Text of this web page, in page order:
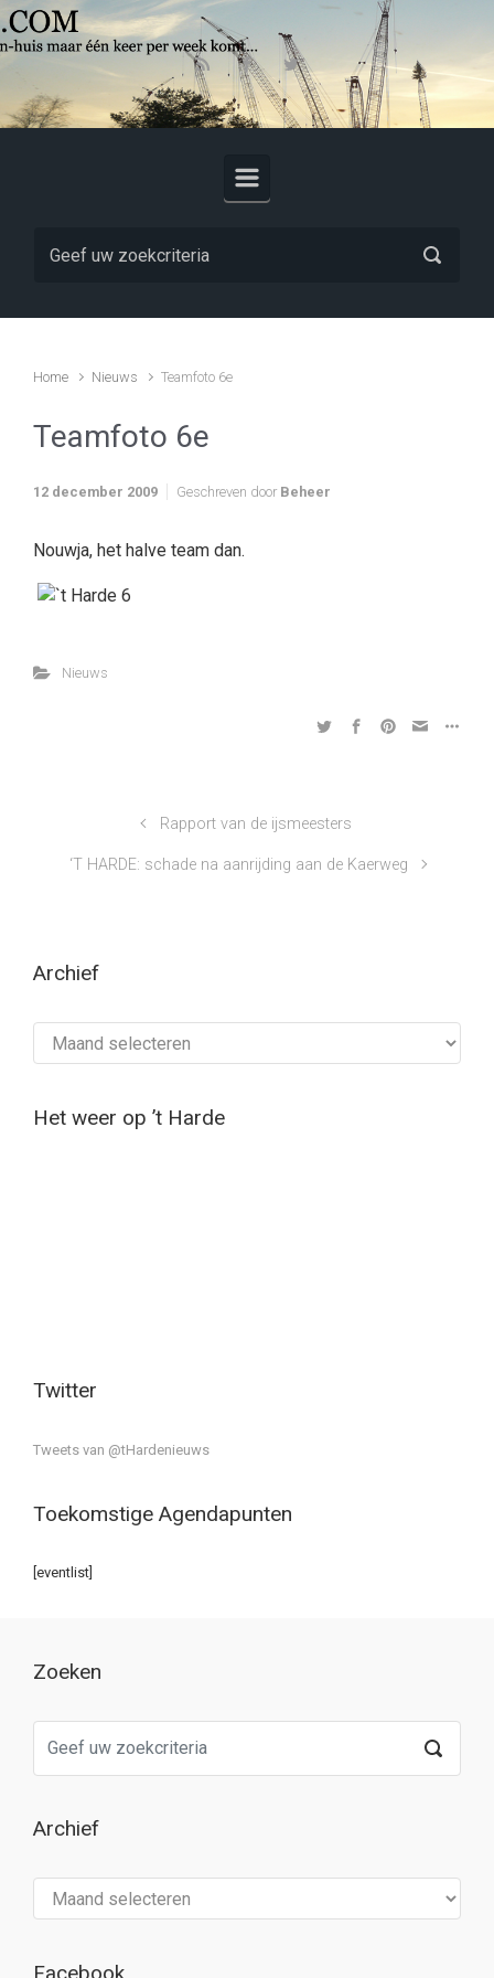
Skip to main content
Home Nieuws Teamfoto 6e
Teamfoto 6e
12 december 2009 Geschreven door Beheer
Nouwja, het halve team dan.
Nieuws
Rapport van de ijsmeesters
‘T HARDE: schade na aanrijding aan de Kaerweg
Archief
Het weer op ’t Harde
Twitter
Tweets van @tHardenieuws
Toekomstige Agendapunten
[eventlist]
Zoeken
Archief
Facebook